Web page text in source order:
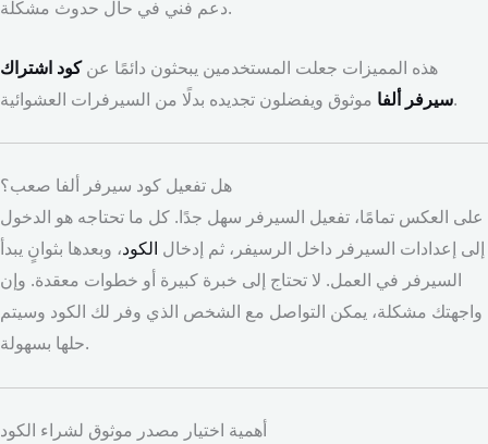
دعم فني في حال حدوث مشكلة.
هذه المميزات جعلت المستخدمين يبحثون دائمًا عنكود اشتراك
سيرفر ألفاموثوق ويفضلون تجديده بدلًا من السيرفرات العشوائية.
هل تفعيل كود سيرفر ألفا صعب؟
على العكس تمامًا، تفعيل السيرفر سهل جدًا. كل ما تحتاجه هو الدخول
إلى إعدادات السيرفر داخل الرسيفر، ثم إدخال الكود، وبعدها بثوانٍ يبدأ
السيرفر في العمل. لا تحتاج إلى خبرة كبيرة أو خطوات معقدة. وإن
واجهتك مشكلة، يمكن التواصل مع الشخص الذي وفر لك الكود وسيتم
حلها بسهولة.
أهمية اختيار مصدر موثوق لشراء الكود